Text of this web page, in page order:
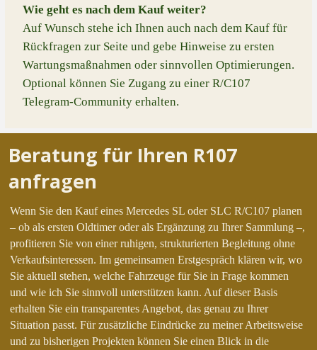
Wie geht es nach dem Kauf weiter?
Auf Wunsch stehe ich Ihnen auch nach dem Kauf für
Rückfragen zur Seite und gebe Hinweise zu ersten
Wartungsmaßnahmen oder sinnvollen Optimierungen.
Optional können Sie Zugang zu einer R/C107
Telegram-Community erhalten.
Beratung für Ihren R107
anfragen
Wenn Sie den Kauf eines Mercedes SL oder SLC R/C107 planen
– ob als ersten Oldtimer oder als Ergänzung zu Ihrer Sammlung –,
profitieren Sie von einer ruhigen, strukturierten Begleitung ohne
Verkaufsinteressen. Im gemeinsamen Erstgespräch klären wir, wo
Sie aktuell stehen, welche Fahrzeuge für Sie in Frage kommen
und wie ich Sie sinnvoll unterstützen kann. Auf dieser Basis
erhalten Sie ein transparentes Angebot, das genau zu Ihrer
Situation passt. Für zusätzliche Eindrücke zu meiner Arbeitsweise
und zu bisherigen Projekten können Sie einen Blick in die